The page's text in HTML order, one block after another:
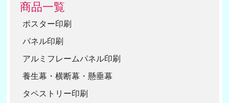
50
商品一覧
ポスター印刷
パネル印刷
アルミフレームパネル印刷
養生幕・横断幕・懸垂幕
タペストリー印刷